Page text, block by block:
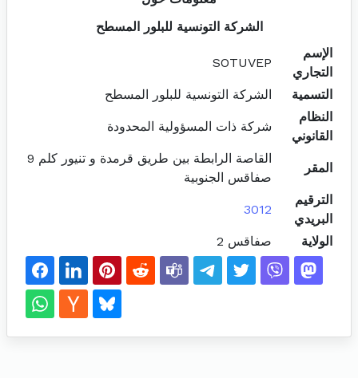
الشركة التونسية للبلور المسطح
الإسم
التجاري
SOTUVEP
التسمية
الشركة التونسية للبلور المسطح
النظام
القانوني
شركة ذات المسؤولية المحدودة
المقر
القاصة الرابطة بين طريق قرمدة و تنيور كلم 9
صفاقس الجنوبية
الترقيم
البريدي
3012
الولاية صفاقس 2